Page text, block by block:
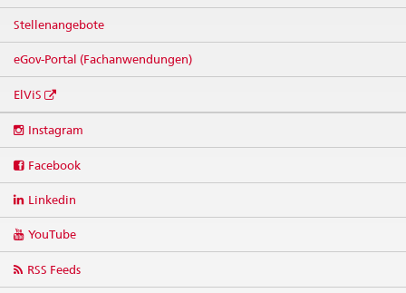
Stellenangebote
eGov-Portal (Fachanwendungen)
ElViS
media
Instagram
Facebook
Linkedin
YouTube
RSS Feeds